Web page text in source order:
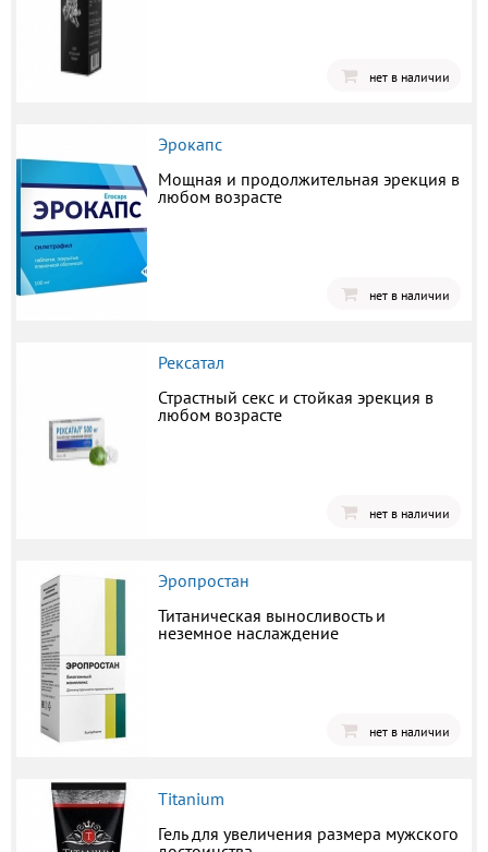
нет в наличии
Эрокапс
Мощная и продолжительная эрекция в
любом возрасте
нет в наличии
Рексатал
Страстный секс и стойкая эрекция в
любом возрасте
нет в наличии
Эропростан
Титаническая выносливость и
неземное наслаждение
нет в наличии
Titanium
Гель для увеличения размера мужского